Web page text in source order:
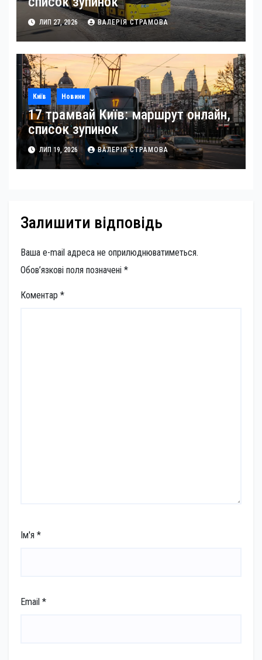
ЛИП 27, 2026 ВАЛЕРІЯ СТРАМОВА
Київ Новини
17 трамвай Київ: маршрут онлайн,
список зупинок
ЛИП 19, 2026 ВАЛЕРІЯ СТРАМОВА
Залишити відповідь
Ваша e-mail адреса не оприлюднюватиметься.
Обов’язкові поля позначені *
Коментар *
Ім'я *
Email *